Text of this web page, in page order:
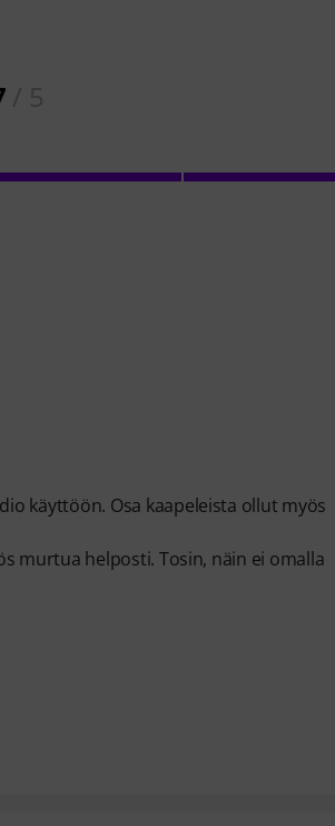
käyttöön. Osa kaapeleista ollut myös
murtua helposti. Tosin, näin ei omalla